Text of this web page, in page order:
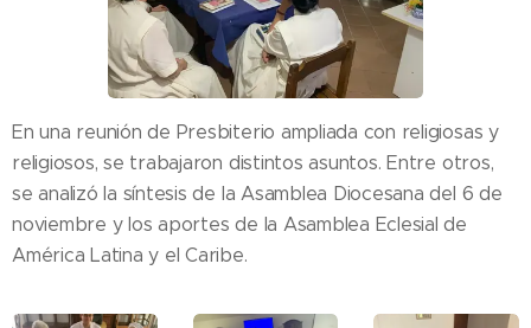
En una reunión de Presbiterio ampliada con religiosas y
religiosos, se trabajaron distintos asuntos. Entre otros,
se analizó la síntesis de la Asamblea Diocesana del 6 de
noviembre y los aportes de la Asamblea Eclesial de
América Latina y el Caribe.